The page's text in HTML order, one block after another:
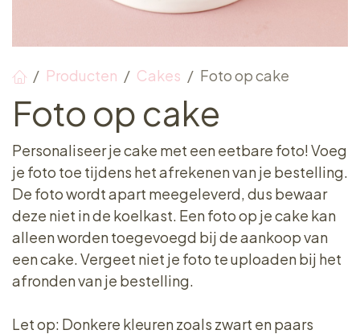
Producten Cakes Foto op cake
Foto op cake
Personaliseer je cake met een eetbare foto! Voeg
je foto toe tijdens het afrekenen van je bestelling.
De foto wordt apart meegeleverd, dus bewaar
deze niet in de koelkast. Een foto op je cake kan
alleen worden toegevoegd bij de aankoop van
een cake. Vergeet niet je foto te uploaden bij het
afronden van je bestelling.
Let op: Donkere kleuren zoals zwart en paars